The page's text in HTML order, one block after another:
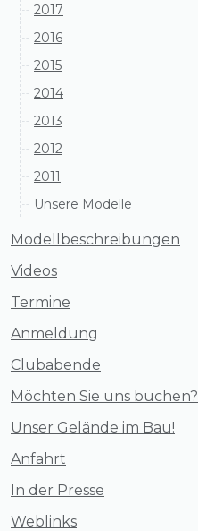
2017
2016
2015
2014
2013
2012
2011
Unsere Modelle
Modellbeschreibungen
Videos
Termine
Anmeldung
Clubabende
Möchten Sie uns buchen?
Unser Gelände im Bau!
Anfahrt
In der Presse
Weblinks